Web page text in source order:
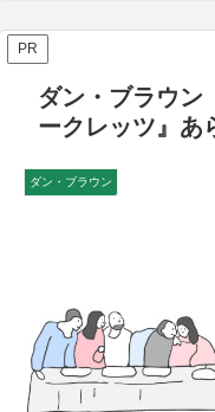
PR
ダン・ブラウン
ークレッツ』あ
ダン・ブラウン